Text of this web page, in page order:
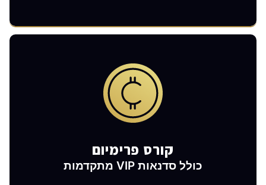
קורס פרימיום
כולל סדנאות VIP מתקדמות
בא להיות מאסטר